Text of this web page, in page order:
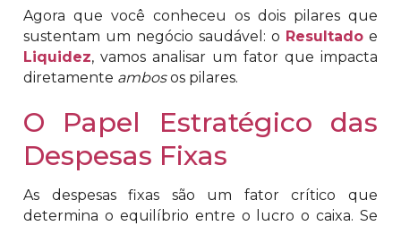
Agora que você conheceu os dois pilares que
sustentam um negócio saudável: o Resultado e
Liquidez, vamos analisar um fator que impacta
diretamente ambosos pilares.
O Papel Estratégico das
Despesas Fixas
As despesas fixas são um fator crítico que
determina o equilíbrio entre o lucro o caixa. Se